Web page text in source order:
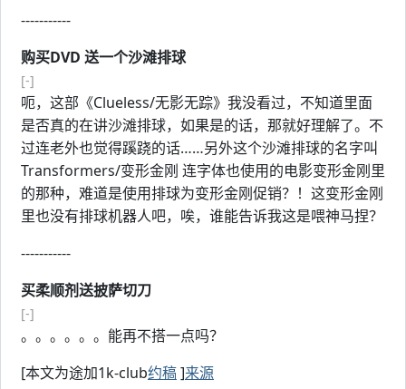
-----------
购买DVD 送一个沙滩排球
[-]
呃，这部《Clueless/无影无踪》我没看过，不知道里面
是否真的在讲沙滩排球，如果是的话，那就好理解了。不
过连老外也觉得蹊跷的话……另外这个沙滩排球的名字叫
Transformers/变形金刚 连字体也使用的电影变形金刚里
的那种，难道是使用排球为变形金刚促销？！这变形金刚
里也没有排球机器人吧，唉，谁能告诉我这是喂神马捏？
-----------
买柔顺剂送披萨切刀
[-]
。。。。。。能再不搭一点吗？
[本文为途加1k-club约稿]来源